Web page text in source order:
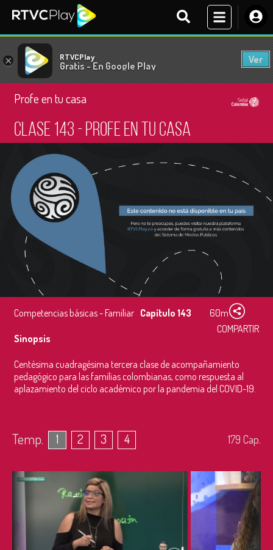
× RTVCPlay
Gratis - En Google Play
Ver
Profe en tu casa
Clase 143 - Profe en tu casa
Competencias básicas - Familiar Capítulo 143
60m
COMPARTIR
Sinopsis
Centésima cuadragésima tercera clase de acompañamiento
pedagógico para las familias colombianas, como respuesta al
aplazamiento del ciclo académico por la pandemia del COVID-19.
Temp. 1 2 3 4 179 Cap.